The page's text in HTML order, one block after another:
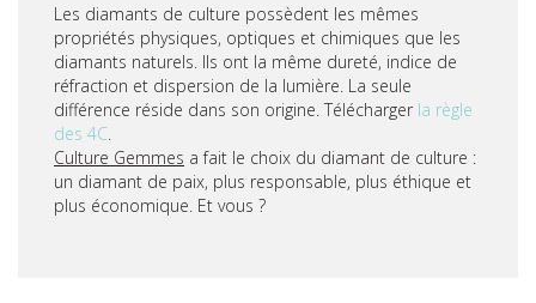
Les diamants de culture possèdent les mêmes
propriétés physiques, optiques et chimiques que les
diamants naturels. Ils ont la même dureté, indice de
réfraction et dispersion de la lumière. La seule
différence réside dans son origine. Télécharger la règle
des 4C
Culture Gemmes a fait le choix du diamant de culture :
un diamant de paix, plus responsable, plus éthique et
plus économique. Et vous ?